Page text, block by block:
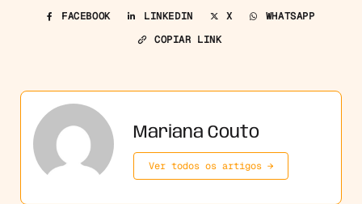
FACEBOOK LINKEDIN X
WHATSAPP
COPIAR LINK
Mariana Couto
Ver todos os artigos →